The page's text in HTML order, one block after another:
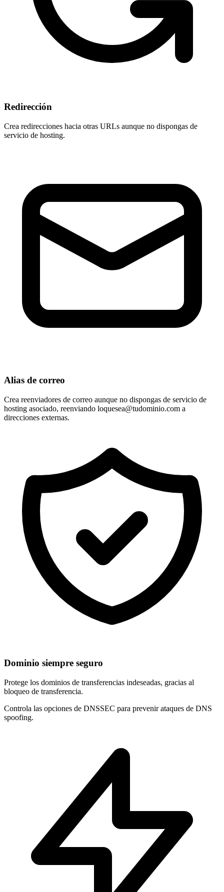
Redirección
Crea redirecciones hacia otras URLs aunque no dispongas de
servicio de hosting.
Alias de correo
Crea reenviadores de correo aunque no dispongas de servicio de
hosting asociado, reenviando loquesea@tudominio.com a
direcciones externas.
Dominio siempre seguro
Protege los dominios de transferencias indeseadas, gracias al
bloqueo de transferencia.
Controla las opciones de DNSSEC para prevenir ataques de DNS
spoofing.